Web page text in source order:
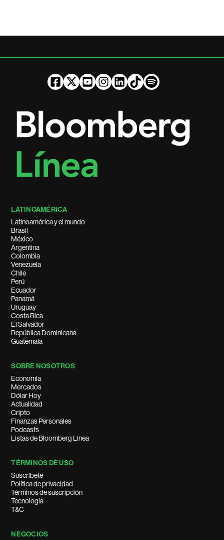
LATINOAMÉRICA
Latinoamérica y el mundo
Brasil
México
Argentina
Colombia
Venezuela
Chile
Perú
Ecuador
Panamá
Uruguay
Costa Rica
El Salvador
República Dominicana
Guatemala
SOBRE NOSOTROS
Economía
Mercados
Dólar Hoy
Actualidad
Cripto
Finanzas Personales
Podcasts
Listas de Bloomberg Línea
TÉRMINOS DE USO
Suscríbete
Política de privacidad
Términos de suscripción
Tecnología
T&C
NEGOCIOS